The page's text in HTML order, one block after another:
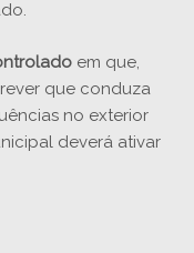
em que,
que conduza
no exterior
deverá ativar